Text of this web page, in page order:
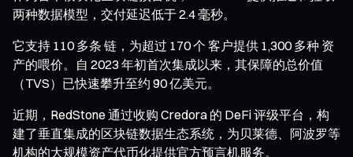
两种数据模型，交付延迟低于 2.4 毫秒。
它支持 110 多条 链，为超过 170 个 客户提供 1,300 多种 资
产的喂价。自 2023 年初首次集成以来，其保障的总价值
（TVS）已快速攀升至约 90 亿美元。
近期，RedStone 通过收购 Credora 的 DeFi 评级平台，构
建了垂直集成的区块链数据生态系统，为贝莱德、阿波罗等
机构的大规模资产代币化提供官方预言机服务。